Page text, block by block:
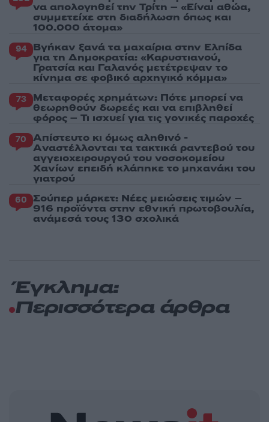
να απολογηθεί την Τρίτη – «Είναι αθώα,
συμμετείχε στη διαδήλωση όπως και
100.000 άτομα»
94 Βγήκαν ξανά τα μαχαίρια στην Ελπίδα
για τη Δημοκρατία: «Καρυστιανού,
Γρατσία και Γαλανός μετέτρεψαν το
κίνημα σε φοβικό αρχηγικό κόμμα»
73 Μεταφορές χρημάτων: Πότε μπορεί να
θεωρηθούν δωρεές και να επιβληθεί
φόρος – Τι ισχυεί για τις γονικές παροχές
70 Απίστευτο κι όμως αληθινό -
Aναστέλλονται τα τακτικά ραντεβού του
αγγειοχειρουργού του νοσοκομείου
Χανίων επειδή κλάπηκε το μηχανάκι του
γιατρού
60 Σούπερ μάρκετ: Νέες μειώσεις τιμών –
916 προϊόντα στην εθνική πρωτοβουλία,
ανάμεσά τους 130 σχολικά
Έγκλημα:
Περισσότερα άρθρα